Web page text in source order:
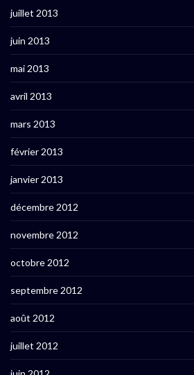
juillet 2013
juin 2013
mai 2013
avril 2013
mars 2013
février 2013
janvier 2013
décembre 2012
novembre 2012
octobre 2012
septembre 2012
août 2012
juillet 2012